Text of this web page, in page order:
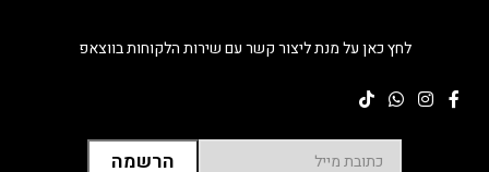
לחץ כאן על מנת ליצור קשר עם שירות הלקוחות בווצאפ